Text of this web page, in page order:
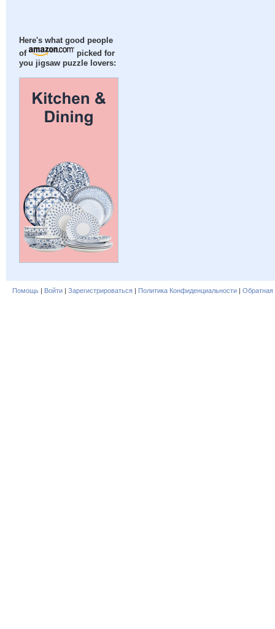
Here's what good people
of
picked for
you jigsaw puzzle lovers:
Помощь | Войти | Зарегистрироваться | Политика Конфиденциальности | Обратная